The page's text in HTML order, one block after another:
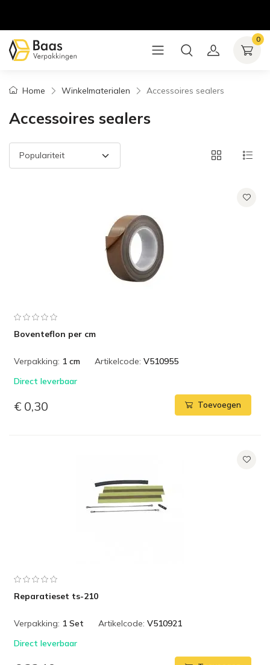
0
Home Winkelmaterialen Accessoires sealers
Accessoires sealers
Boventeflon per cm
Verpakking: 1 cm Artikelcode: V510955
Direct leverbaar
€ 0,30 Toevoegen
Reparatieset ts-210
Verpakking: 1 Set Artikelcode: V510921
Direct leverbaar